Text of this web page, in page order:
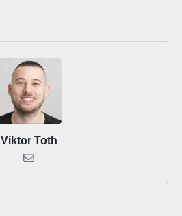
Viktor Toth